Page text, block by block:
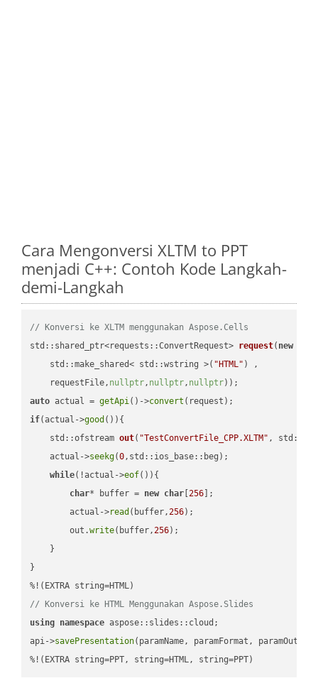
Cara Mengonversi XLTM to PPT
menjadi C++: Contoh Kode Langkah-
demi-Langkah
// Konversi ke XLTM menggunakan Aspose.Cells
std::shared_ptr<requests::ConvertRequest> request( new
    std::make_shared< std::wstring >(
"HTML" ) ,
    requestFile,
nullptr, nullptr, nullptr))
auto actual = getApi()->convert
if(actual->good ()){
std::ofstream out( "TestConvertFile_CPP.XLTM" ,
    actual->
seekg(0,std::ios_base::beg);
while(!actual->eof()){
char* buffer = new char [256 ];
        actual->
read (buffer,256);
        out.
write(buffer,256);
    }
}
// Konversi ke HTML Menggunakan Aspose.Slides
using namespace aspose::slides::cloud;
api->savePresentation(paramName, paramFormat,
%!(EXTRA string=PPT, string=HTML, string=PPT)